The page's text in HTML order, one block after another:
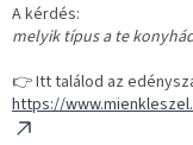
A kérdés:
melyik típus a te
👉 Itt találod az
https://